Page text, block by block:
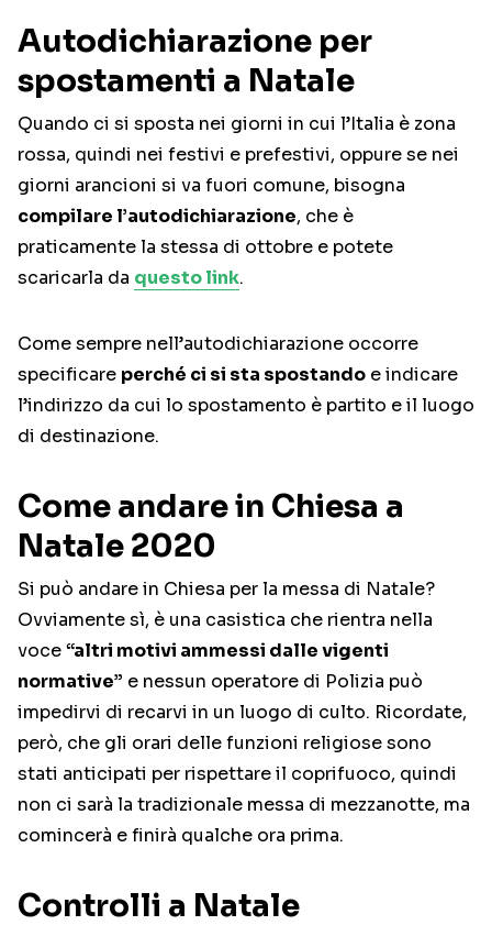
Autodichiarazione per
spostamenti a Natale
Quando ci si sposta nei giorni in cui l’Italia è zona
rossa, quindi nei festivi e prefestivi, oppure se nei
giorni arancioni si va fuori comune, bisogna
compilare l’autodichiarazione, che è
praticamente la stessa di ottobre e potete
scaricarla da questo link.
Come sempre nell’autodichiarazione occorre
specificare perché ci si sta spostando e indicare
l’indirizzo da cui lo spostamento è partito e il luogo
di destinazione.
Come andare in Chiesa a
Natale 2020
Si può andare in Chiesa per la messa di Natale?
Ovviamente sì, è una casistica che rientra nella
voce“altri motivi ammessi dalle vigenti
normative” e nessun operatore di Polizia può
impedirvi di recarvi in un luogo di culto. Ricordate,
però, che gli orari delle funzioni religiose sono
stati anticipati per rispettare il coprifuoco, quindi
non ci sarà la tradizionale messa di mezzanotte, ma
comincerà e finirà qualche ora prima.
Controlli a Natale